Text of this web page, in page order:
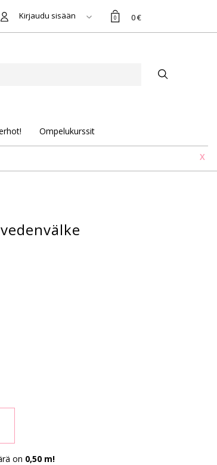
Kirjaudu sisään 0 0 €
Ompelukurssit
X
on 0,50 m!